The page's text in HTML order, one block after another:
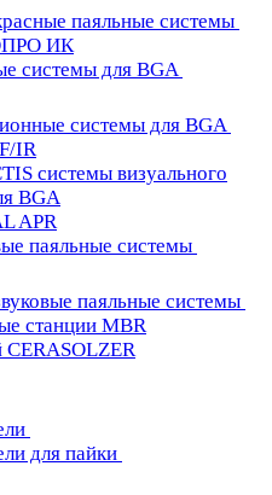
паяльные системы
ИК
системы для BGA
системы для BGA
IR
системы визуального
BGA
APR
паяльные системы
паяльные системы
станции MBR
для пайки